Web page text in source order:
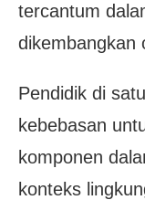
tercantum
dikembangkan
Pendidik di
kebebasan
komponen
konteks